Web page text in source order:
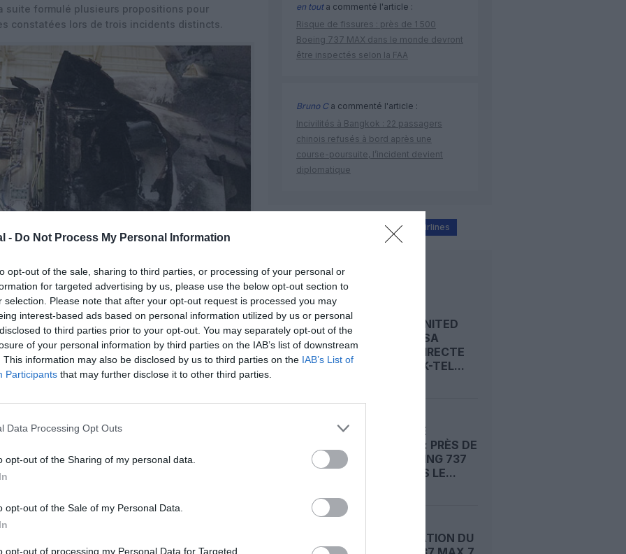
- Do Not Process My Personal Information
opt-out of the sale, sharing to third parties, or processing of your personal or
for targeted advertising by us, please use the below opt-out section to
selection. Please note that after your opt-out request is processed you may
interest-based ads based on personal information utilized by us or personal
to third parties prior to your opt-out. You may separately opt-out of the
of your personal information by third parties on the IAB’s list of downstream
This information may also be disclosed by us to third parties on the IAB’s List of
Participants that may further disclose it to other third parties.
Data Processing Opt Outs
opt-out of the Sharing of my personal data.
opt-out of the Sale of my Personal Data.
opt-out of processing my Personal Data for Targeted
suite formulé plusieurs propositions pour
constatées lors de trois incidents distincts.
©NTSB
apprécié l’article ?
nous, faites un don !
SOUTENIR
en touta commenté l'article :
Risque de fissures : près de 1 500
Boeing 737 MAX dans le monde devront
être inspectés selon la FAA
Bruno Ca commenté l'article :
Incivilités à Bangkok : 22 passagers
chinois refusés à bord après une
course-poursuite, l’incident devient
diplomatique
united airlines
LIRE AUSSI
ISRAËL : UNITED
RELANCE SA
LIAISON DIRECTE
NEW YORK-TEL...
RISQUE DE
FISSURES : PRÈS DE
1 500 BOEING 737
MAX DANS LE...
CERTIFICATION DU